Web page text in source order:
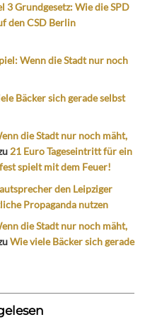
3 Grundgesetz: Wie die SPD
den CSD Berlin
Wenn die Stadt nur noch
Bäcker sich gerade selbst
die Stadt nur noch mäht,
21 Euro Tageseintritt für ein
spielt mit dem Feuer!
den Leipziger
Propaganda nutzen
die Stadt nur noch mäht,
Wie viele Bäcker sich gerade